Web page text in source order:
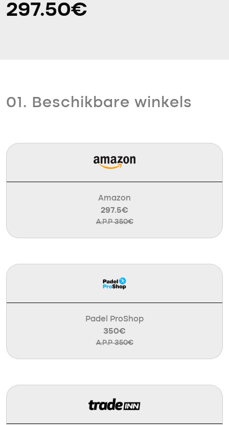
297.50€
01. Beschikbare winkels
Amazon
297.5€
A.P.P 350€
Padel ProShop
350€
A.P.P 350€